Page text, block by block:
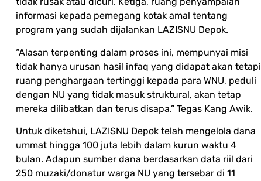
informasi kepada pemegang kotak amal tentang
program yang sudah dijalankan LAZISNU Depok.
“Alasan terpenting dalam proses ini, mempunyai misi
tidak hanya urusan hasil infaq yang didapat akan tetapi
ruang penghargaan tertinggi kepada para WNU, peduli
dengan NU yang tidak masuk struktural, akan tetap
mereka dilibatkan dan terus disapa.” Tegas Kang Awik.
Untuk diketahui, LAZISNU Depok telah mengelola dana
ummat hingga 100 juta lebih dalam kurun waktu 4
bulan. Adapun sumber dana berdasarkan data riil dari
250 muzaki/donatur warga NU yang tersebar di 11